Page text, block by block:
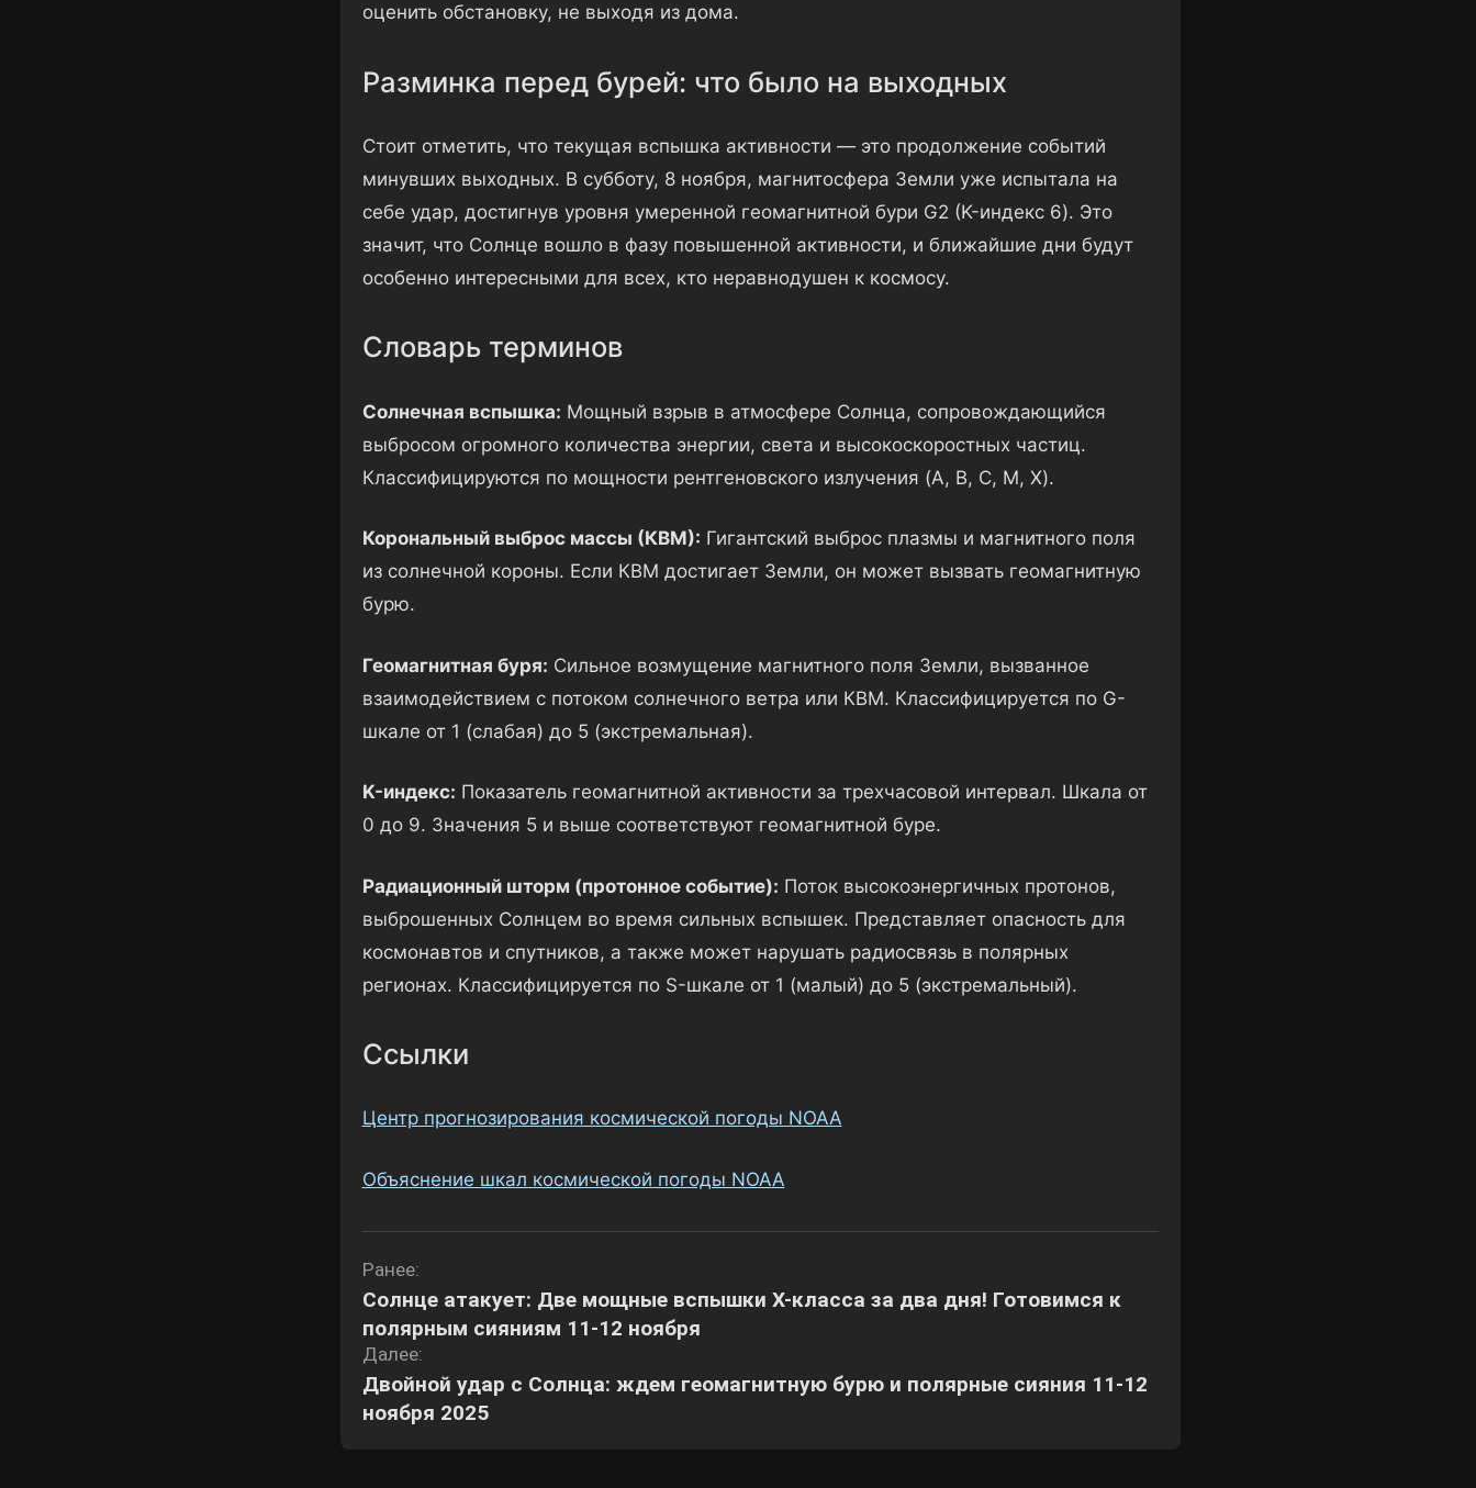
оценить обстановку, не выходя из дома.
Разминка перед бурей: что было на выходных
Стоит отметить, что текущая вспышка активности — это продолжение событий
минувших выходных. В субботу, 8 ноября, магнитосфера Земли уже испытала на
себе удар, достигнув уровня умеренной геомагнитной бури G2 (K-индекс 6). Это
значит, что Солнце вошло в фазу повышенной активности, и ближайшие дни будут
особенно интересными для всех, кто неравнодушен к космосу.
Словарь терминов
Солнечная вспышка: Мощный взрыв в атмосфере Солнца, сопровождающийся
выбросом огромного количества энергии, света и высокоскоростных частиц.
Классифицируются по мощности рентгеновского излучения (A, B, C, M, X).
Корональный выброс массы (КВМ): Гигантский выброс плазмы и магнитного поля
из солнечной короны. Если КВМ достигает Земли, он может вызвать геомагнитную
бурю.
Геомагнитная буря: Сильное возмущение магнитного поля Земли, вызванное
взаимодействием с потоком солнечного ветра или КВМ. Классифицируется по G-
шкале от 1 (слабая) до 5 (экстремальная).
K-индекс: Показатель геомагнитной активности за трехчасовой интервал. Шкала от
0 до 9. Значения 5 и выше соответствуют геомагнитной буре.
Радиационный шторм (протонное событие): Поток высокоэнергичных протонов,
выброшенных Солнцем во время сильных вспышек. Представляет опасность для
космонавтов и спутников, а также может нарушать радиосвязь в полярных
регионах. Классифицируется по S-шкале от 1 (малый) до 5 (экстремальный).
Ссылки
Центр прогнозирования космической погоды NOAA
Объяснение шкал космической погоды NOAA
Навигация
по
записям
Ранее:
Солнце атакует: Две мощные вспышки X-класса за два дня! Готовимся к
полярным сияниям 11-12 ноября
Далее:
Двойной удар с Солнца: ждем геомагнитную бурю и полярные сияния 11-12
ноября 2025